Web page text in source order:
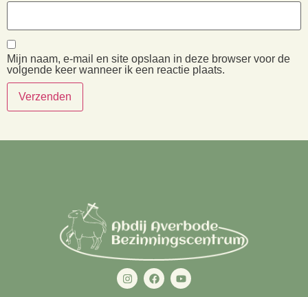
Mijn naam, e-mail en site opslaan in deze browser voor de
volgende keer wanneer ik een reactie plaats.